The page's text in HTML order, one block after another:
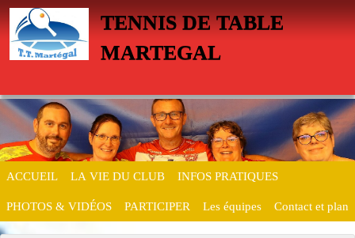
TENNIS DE TABLE
MARTEGAL
ACCUEIL LA VIE DU CLUB INFOS PRATIQUES
PHOTOS & VIDÉOS PARTICIPER Les équipes Contact et plan
Panneau de gestion des cookies